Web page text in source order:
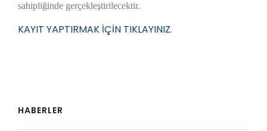
sahipliğinde gerçekleştirilecektir.
KAYIT YAPTIRMAK İÇİN TIKLAYINIZ.
HABERLER